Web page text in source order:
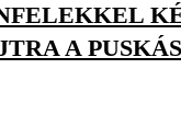
A PUSKÁS